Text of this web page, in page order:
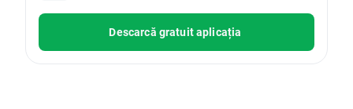
Descarcă gratuit aplicația